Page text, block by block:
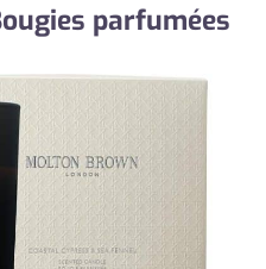
parfumées